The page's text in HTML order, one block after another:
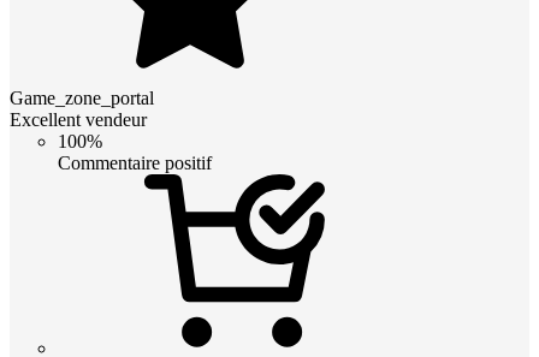
Game_zone_portal
Excellent vendeur
100%
Commentaire positif